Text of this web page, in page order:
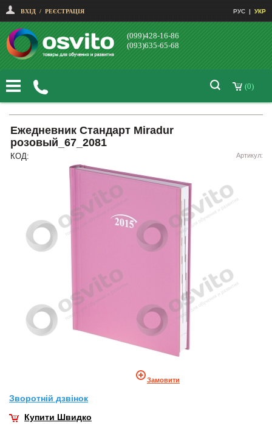
ВХІД / РЕЄСТРАЦІЯ РУС | УКР
(099)428-16-86
(093)635-65-68
(0)
Ежедневник Стандарт Miradur
розовый_67_2081
КОД: Артикул:
Замовити
Зворотнiй дзвiнок
Купити Швидко